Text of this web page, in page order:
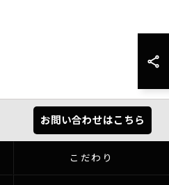
お問い合わせはこちら
こだわり